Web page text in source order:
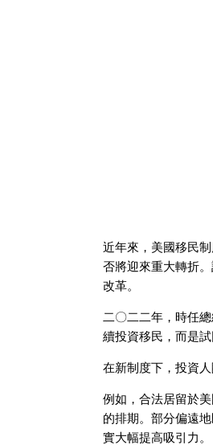
近年來，美國移民
否將迎來重大轉折
改革。
二〇二二年，時任
續投資移民，而是
在新制度下，投資
例如，合法居留於
的排期。部分偏遠
實大幅提高吸引力。